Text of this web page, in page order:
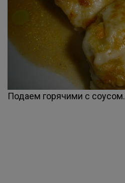
Подаем горячими с соусом.